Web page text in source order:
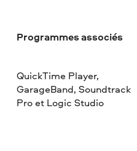
Programmes associés
QuickTime Player,
GarageBand, Soundtrack
Pro et Logic Studio